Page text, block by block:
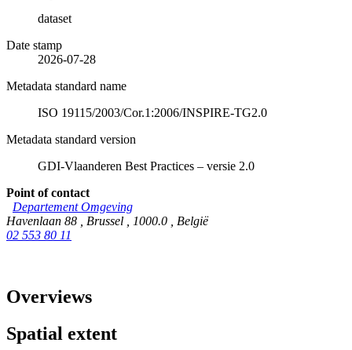
dataset
Date stamp
2026-07-28
Metadata standard name
ISO 19115/2003/Cor.1:2006/INSPIRE-TG2.0
Metadata standard version
GDI-Vlaanderen Best Practices – versie 2.0
Point of contact
Departement Omgeving
Havenlaan 88
Brussel 1000.0
België
02 553 80 11
Overviews
Spatial extent